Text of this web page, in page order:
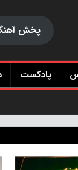
پخش
پادکست